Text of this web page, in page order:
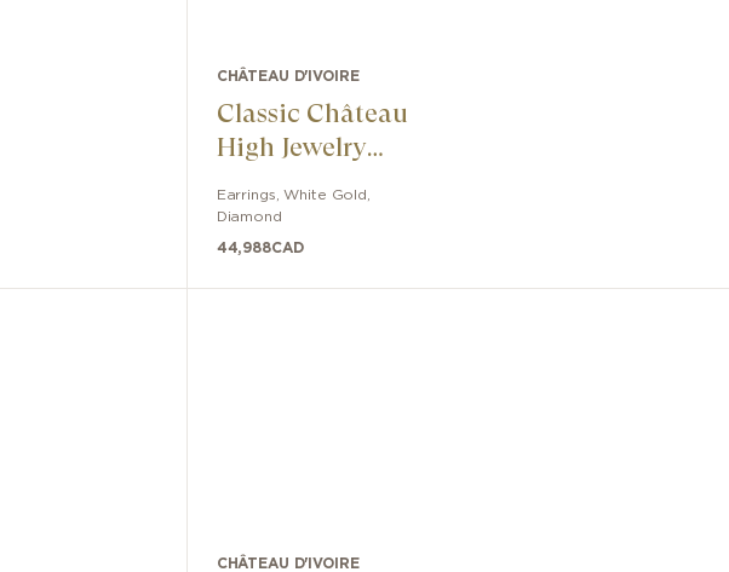
CHÂTEAU D'IVOIRE
Classic Château
High Jewelry
Earrings ,White Gold
Diamond
44,988CAD
CHÂTEAU D'IVOIRE